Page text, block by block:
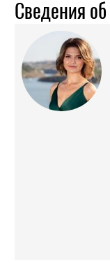
Сведения